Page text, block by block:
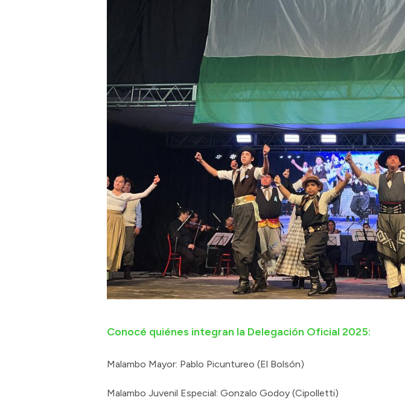
Conocé quiénes integran la Delegación Oficial 2025:
Malambo Mayor: Pablo Picuntureo (El Bolsón)
Malambo Juvenil Especial: Gonzalo Godoy (Cipolletti)